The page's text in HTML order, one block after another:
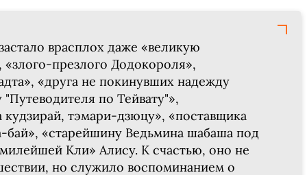
врасплох даже «великую
презлого Додокороля»,
«друга не покинувших надежду
по Тейвату"»,
кудзирай, тэмари-дзюцу», «поставщика
бай», «старейшину Ведьмина шабаша под
Кли» Алису. К счастью, оно не
но служило воспоминанием о